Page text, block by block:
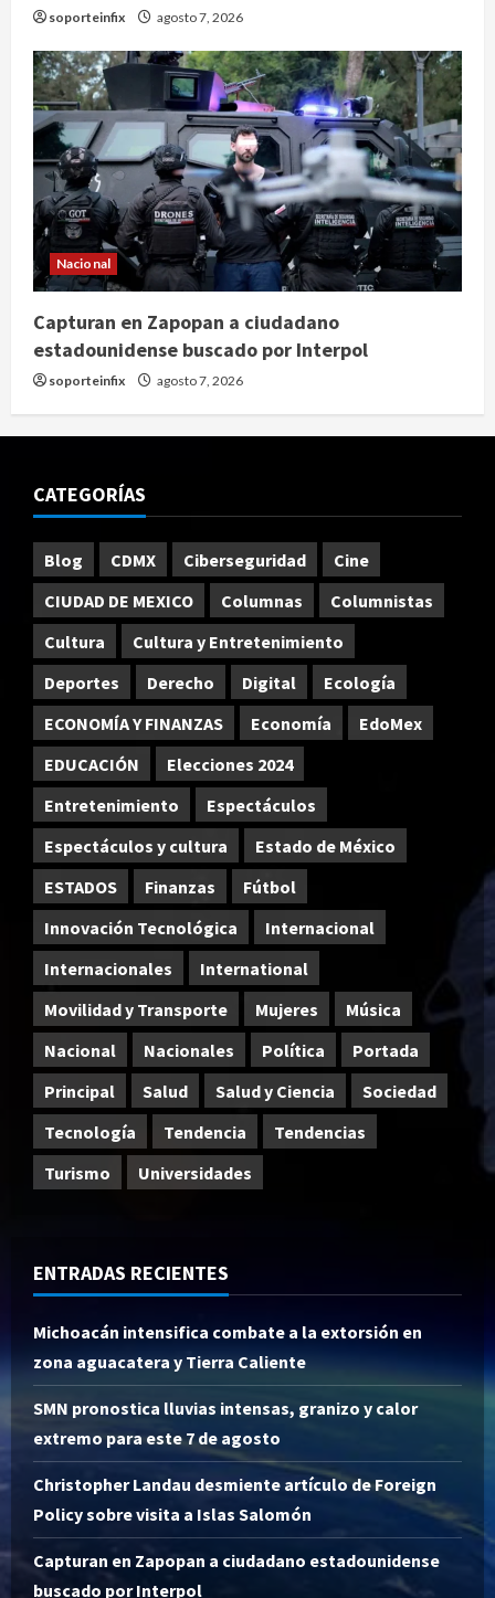
soporteinfix agosto 7, 2026
Nacional
Capturan en Zapopan a ciudadano
estadounidense buscado por Interpol
soporteinfix agosto 7, 2026
CATEGORÍAS
Blog CDMX Ciberseguridad
Cine
CIUDAD DE MEXICO
Columnas
Columnistas
Cultura
Cultura y Entretenimiento
Deportes
Derecho Digital
Ecología
ECONOMÍA Y FINANZAS
Economía
EdoMex
EDUCACIÓN
Elecciones 2024
Entretenimiento
Espectáculos
Espectáculos y cultura
Estado de México
ESTADOS
Finanzas
Fútbol
Innovación Tecnológica
Internacional
Internacionales
International
Movilidad y Transporte
Mujeres
Música
Nacional
Nacionales Política
Portada
Principal
Salud Salud y Ciencia
Sociedad
Tecnología
Tendencia
Tendencias
Turismo
Universidades
ENTRADAS RECIENTES
Michoacán intensifica combate a la extorsión en
zona aguacatera y Tierra Caliente
SMN pronostica lluvias intensas, granizo y calor
extremo para este 7 de agosto
Christopher Landau desmiente artículo de Foreign
Policy sobre visita a Islas Salomón
Capturan en Zapopan a ciudadano estadounidense
buscado por Interpol